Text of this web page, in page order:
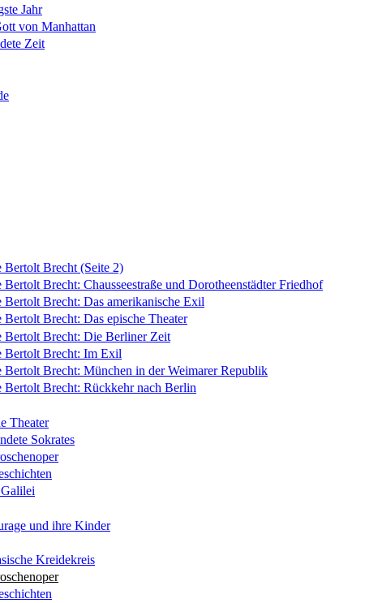
Jahr
von Manhattan
Zeit
Bertolt Brecht (Seite 2)
Brecht: Chausseestraße und Dorotheenstädter Friedhof
Bertolt Brecht: Das amerikanische Exil
Bertolt Brecht: Das epische Theater
Bertolt Brecht: Die Berliner Zeit
Bertolt Brecht: Im Exil
Bertolt Brecht: München in der Weimarer Republik
Bertolt Brecht: Rückkehr nach Berlin
Theater
Sokrates
und ihre Kinder
Kreidekreis